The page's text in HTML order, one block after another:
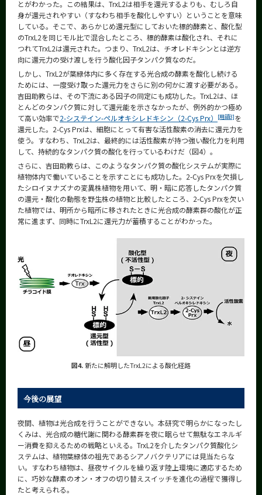
とがわかった。この結果は、TrxL2は相手を還元するよりも、むしろ自
身が還元されやすい（すなわち相手を酸化しやすい）ということを意味
している。そこで、あらかじめ還元型にしておいた標的酵素と、酸化型
のTrxL2を同じモル比で混合したところ、標的酵素は酸化され、それに
つれてTrxL2は還元された。つまり、TrxL2は、チオレドキシンとは逆方
向に還元力の受け渡しを行う酸化因子タンパク質なのだ。
しかし、TrxL2が葉緑体内に多く存在する光合成の酵素を酸化し続ける
ためには、一度受け取った還元力をさらに別の何かに渡す必要がある。
吉田助教らは、その下流にある因子の同定にも成功した。TrxL2は、ほ
とんどのタンパク質に対して還元能を示さなかったが、例外的かつ極め
て高い効率で2-システイン-ペルオキシレドキシン（2-Cys Prx） [用語3]を
還元した。2-Cys Prxは、細胞にとって有害な活性酸素の消去に還元力を
使う。すなわち、TrxL2は、最終的には活性酸素が持つ強い酸化力を利用
して、持続的なタンパク質の酸化を行っているわけだ（図4）。
さらに、吉田助教らは、このようなタンパク質の酸化システムが実際に
植物体内で働いていることを示すことにも成功した。2-Cys Prxを欠損し
たシロイヌナズナの変異株植物を用いて、明・暗に応答したタンパク質
の還元・酸化の動態を野生株の植物と比較したところ、2-Cys Prxを欠い
た植物では、明所から暗所に移されたときに光合成の酵素群の酸化が正
常に進まず、同時にTrxL2に還元力が蓄積することがわかった。
図4.新たに解明したTrxL2による酸化経路
今後の展望
夜間、植物は光合成を行うことができない。本研究で明らかになったし
くみは、光合成の糖代謝に関わる酵素群を夜に眠らせて無駄なエネルギ
ー消費を抑えるための戦略といえる。TrxL2を介したタンパク質酸化シ
ステムは、植物葉緑体の祖先であるシアノバクテリアには見当たらな
い。すなわち植物は、昼夜サイクルを繰り返す陸上環境に適応するため
に、巧妙な酵素のオン・オフの切り替えスイッチを進化の過程で獲得し
たと考えられる。